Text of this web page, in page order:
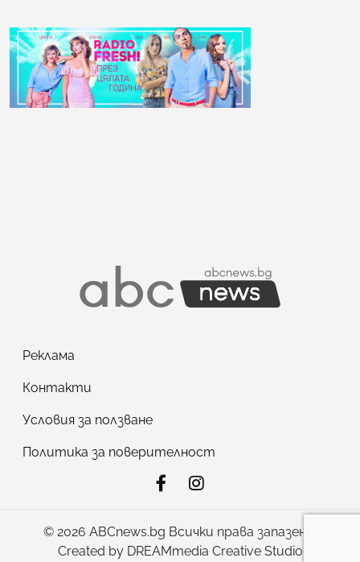
Реклама
Контакти
Условия за ползване
Политика за поверителност
© 2026 ABCnews.bg Всички права запазени!
Created by DREAMmedia Creative Studio